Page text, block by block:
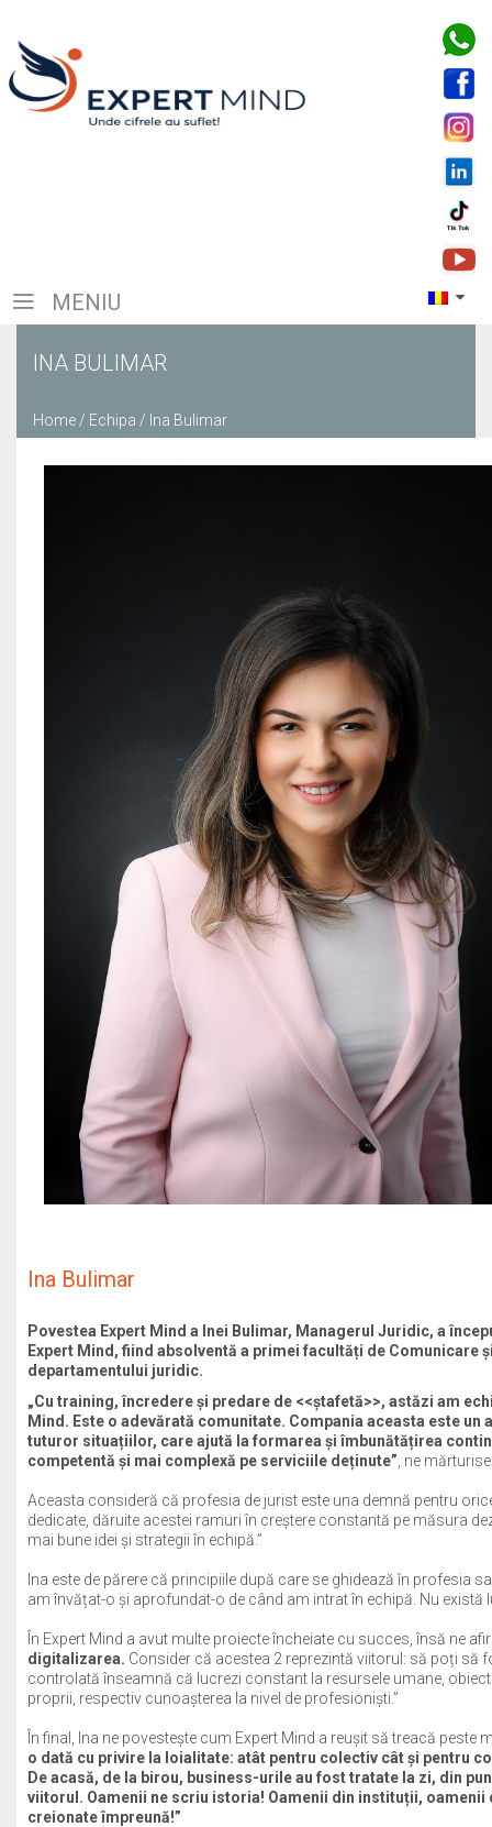
MENIU
INA BULIMAR
Home / Echipa / Ina Bulimar
Ina Bulimar
Povestea Expert Mind a Inei Bulimar, Managerul Juridic, a
Expert Mind, fiind absolventă a primei facultăți de
departamentului juridic.
„Cu training, încredere și predare de <<ștafetă>>, astăzi am
Mind. Este o adevărată comunitate. Compania aceasta este
tuturor situațiilor, care ajută la formarea și îmbunătățirea
competentă și mai complexă pe serviciile deținute” , ne
Aceasta consideră că profesia de jurist este una demnă pentru
dedicate, dăruite acestei ramuri în creștere constantă pe măsura
mai bune idei și strategii în echipă.”
Ina este de părere că principiile după care se ghidează în profesia
am învățat-o și aprofundat-o de când am intrat în echipă. Nu
În Expert Mind a avut multe proiecte încheiate cu succes, însă ne
digitalizarea. Consider că acestea 2 reprezintă viitorul: să poți să
controlată înseamnă că lucrezi constant la resursele umane,
proprii, respectiv cunoașterea la nivel de profesioniști.”
În final, Ina ne povestește cum Expert Mind a reușit să treacă
o dată cu privire la loialitate: atât pentru colectiv cât și pentru
De acasă, de la birou, business-urile au fost tratate la zi, din
viitorul. Oamenii ne scriu istoria! Oamenii din instituții,
creionate împreună!”